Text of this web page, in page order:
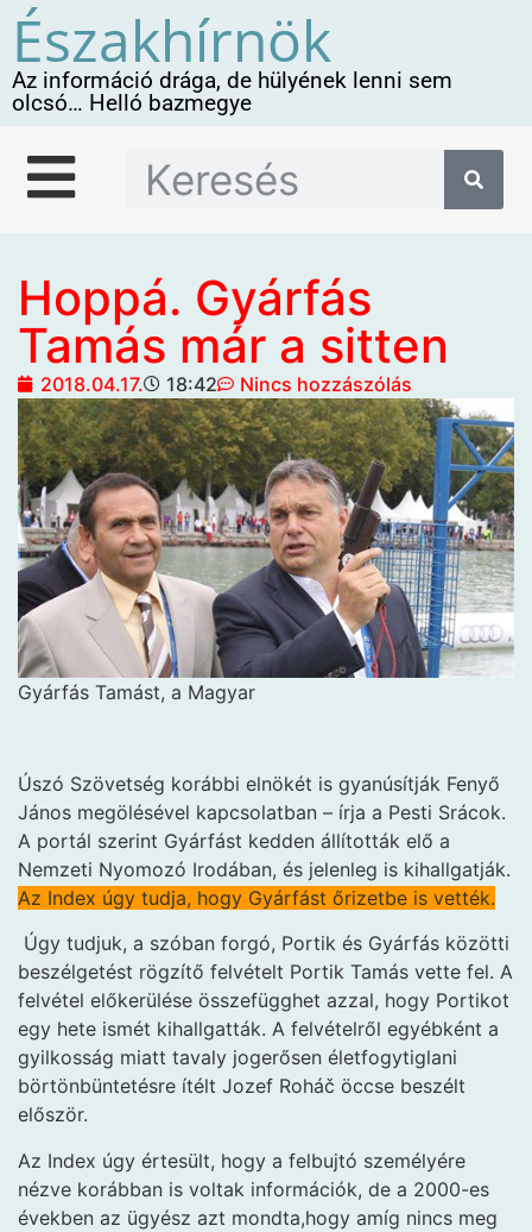
Északhírnök
Az információ drága, de hülyének lenni sem
olcsó… Helló bazmegye
Hoppá. Gyárfás
Tamás már a sitten
2018.04.17. 18:42 Nincs hozzászólás
Gyárfás Tamást, a Magyar
Úszó Szövetség korábbi elnökét is gyanúsítják Fenyő
János megölésével kapcsolatban – írja a Pesti Srácok.
A portál szerint Gyárfást kedden állították elő a
Nemzeti Nyomozó Irodában, és jelenleg is kihallgatják.
Az Index úgy tudja, hogy Gyárfást őrizetbe is vették.
Úgy tudjuk, a szóban forgó, Portik és Gyárfás közötti
beszélgetést rögzítő felvételt Portik Tamás vette fel. A
felvétel előkerülése összefügghet azzal, hogy Portikot
egy hete ismét kihallgatták. A felvételről egyébként a
gyilkosság miatt tavaly jogerősen életfogytiglani
börtönbüntetésre ítélt Jozef Roháč öccse beszélt
először.
Az Index úgy értesült, hogy a felbujtó személyére
nézve korábban is voltak információk, de a 2000-es
években az ügyész azt mondta,hogy amíg nincs meg